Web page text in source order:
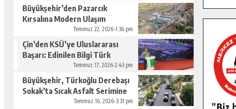
Büyükşehir’den Pazarcık
Kırsalına Modern Ulaşım
Temmuz 22, 2026-1:36 pm
Çin’den KSÜ’ye Uluslararası
Başarı: Edinilen Bilgi Türk
Tarımına Katkı Sağlayacak.
Temmuz 17, 2026-2:43 pm
Büyükşehir, Türkoğlu Derebaşı
Sokak’ta Sıcak Asfalt Serimine
Temmuz 16, 2026-3:31 pm